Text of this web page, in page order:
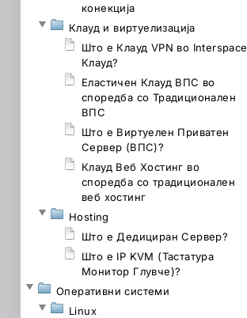
конекција
Клауд и виртуелизација
Што е Клауд VPN во Interspace
Клауд?
Еластичен Клауд ВПС во
споредба со Традиционален
ВПС
Што е Виртуелен Приватен
Сервер (ВПС)?
Клауд Веб Хостинг во
споредба со традиционален
веб хостинг
Hosting
Што е Дедициран Сервер?
Што е IP KVM (Тастатура
Монитор Глувче)?
Оперативни системи
Linux